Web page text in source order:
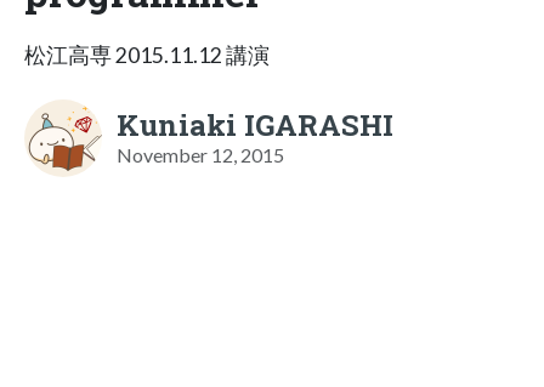
松江高専 2015.11.12 講演
Kuniaki IGARASHI
November 12, 2015